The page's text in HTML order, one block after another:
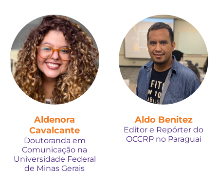
Aldenora
Cavalcante
Doutoranda em
Comunicação na
Universidade Federal
de Minas Gerais
Aldo Benitez
Editor e Repórter do
OCCRP no Paraguai